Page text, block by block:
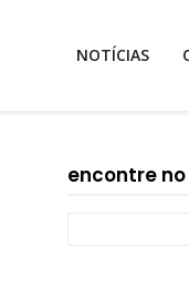
NOTÍCIAS
encontre